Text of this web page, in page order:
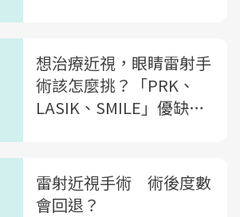
想治療近視，眼睛雷射手
術該怎麼挑？「PRK、
LASIK、SMILE」優缺
雷射近視手術 術後度數
會回退？